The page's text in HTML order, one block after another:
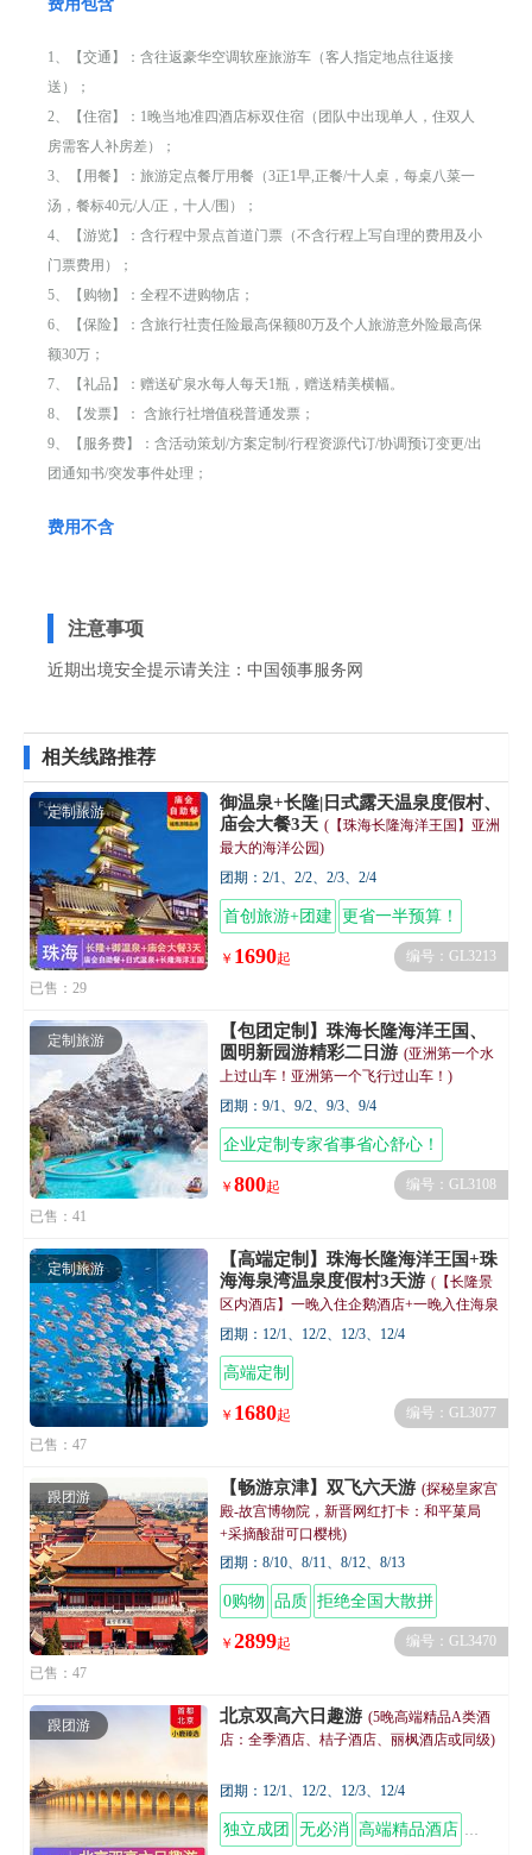
费用包含
1、【交通】：含往返豪华空调软座旅游车（客人指定地点往返接
送）；
2、【住宿】：1晚当地准四酒店标双住宿（团队中出现单人，住双人
房需客人补房差）；
3、【用餐】：旅游定点餐厅用餐（3正1早,正餐/十人桌，每桌八菜一
汤，餐标40元/人/正，十人/围）；
4、【游览】：含行程中景点首道门票（不含行程上写自理的费用及小
门票费用）；
5、【购物】：全程不进购物店；
6、【保险】：含旅行社责任险最高保额80万及个人旅游意外险最高保
额30万；
7、【礼品】：赠送矿泉水每人每天1瓶，赠送精美横幅。
8、【发票】： 含旅行社增值税普通发票；
9、【服务费】：含活动策划/方案定制/行程资源代订/协调预订变更/出
团通知书/突发事件处理；
费用不含
注意事项
近期出境安全提示请关注： 中国领事服务网
相关线路推荐
定制旅游
御温泉+长隆|日式露天温泉度假村、
庙会大餐3天 (【珠海长隆海洋王国】亚洲
最大的海洋公园)
团期：2/1、2/2、2/3、2/4
首创旅游+团建 更省一半预算！
￥ 1690起
编号：GL3213
已售：29
定制旅游
【包团定制】珠海长隆海洋王国、
圆明新园游精彩二日游 (亚洲第一个水
上过山车！亚洲第一个飞行过山车！)
团期：9/1、9/2、9/3、9/4
企业定制专家省事省心舒心！
￥ 800起
编号：GL3108
已售：41
定制旅游
【高端定制】珠海长隆海洋王国+珠
海海泉湾温泉度假村3天游 (【长隆景
区内酒店】一晚入住企鹅酒店+一晚入住海泉
湾温泉酒店)
团期：12/1、12/2、12/3、12/4
高端定制
￥ 1680起
编号：GL3077
已售：47
跟团游 【畅游京津】双飞六天游 (探秘皇家宫
殿-故宫博物院，新晋网红打卡：和平菓局
+采摘酸甜可口樱桃)
团期：8/10、8/11、8/12、8/13
0购物 品质 拒绝全国大散拼
￥ 2899起
编号：GL3470
已售：47
跟团游 北京双高六日趣游 (5晚高端精品A类酒
店：全季酒店、桔子酒店、丽枫酒店或同级)
团期：12/1、12/2、12/3、12/4
独立成团 无必消 高端精品酒店 舌尖美